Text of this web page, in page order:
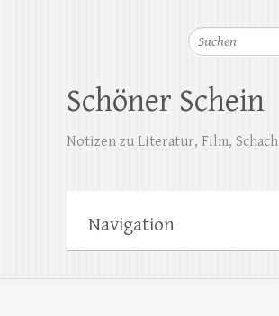
Suchen
Schöner Schein
Notizen zu Literatur, Film, Schach